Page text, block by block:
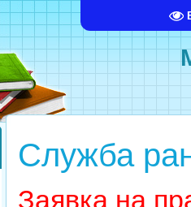
Служба
Заявка на